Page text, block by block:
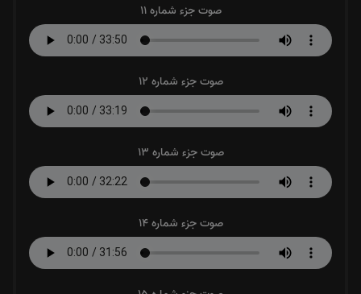
صوت جزء شماره 11
صوت جزء شماره 12
صوت جزء شماره 13
صوت جزء شماره 14